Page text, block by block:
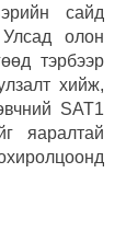
сайд
олон
тэрбээр
хийж,
SAT1
яаралтай